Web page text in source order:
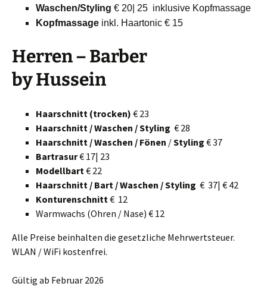
Waschen/Styling € 20| 25 inklusive Kopfmassage
Kopfmassage inkl. Haartonic € 15
Herren – Barber
by Hussein
Haarschnitt (trocken) € 23
Haarschnitt / Waschen / Styling € 28
Haarschnitt / Waschen / Fönen /Styling € 37
Bartrasur€ 17| 23
Modellbart€ 22
Haarschnitt / Bart / Waschen / Styling € 37| € 42
Konturenschnitt€ 12
Warmwachs (Ohren / Nase) € 12
Alle Preise beinhalten die gesetzliche Mehrwertsteuer.
WLAN / WiFi kostenfrei.
Gültig ab Februar 2026